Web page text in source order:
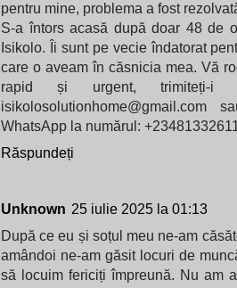
pentru mine, problema a fost
S-a întors acasă după doar 48 de
Isikolo. Îi sunt pe vecie îndatorat
care o aveam în căsnicia mea. Vă
rapid și urgent, trimiteți-
WhatsApp la numărul:
Răspundeți
Unknown 25 iulie 2025 la 01:13
După ce eu și soțul meu ne-am
amândoi ne-am găsit locuri de
să locuim fericiți împreună. Nu am